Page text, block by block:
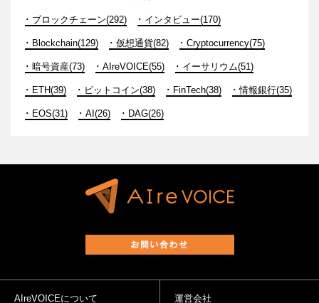
ブロックチェーン(292) インタビュー(170)
Blockchain(129) 仮想通貨(82) Cryptocurrency(75)
暗号資産(73) AIreVOICE(55) イーサリウム(51)
ETH(39) ビットコイン(38) FinTech(38) 情報銀行(35)
EOS(31) AI(26) DAG(26)
AIreVOICEについて 運営会社